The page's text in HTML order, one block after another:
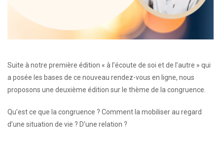
Suite à notre première édition « à l’écoute de soi et de l’autre » qui
a posée les bases de ce nouveau rendez-vous en ligne, nous
proposons une deuxième édition sur le thème de la congruence.
Qu’est ce que la congruence ? Comment la mobiliser au regard
d’une situation de vie ? D’une relation ?